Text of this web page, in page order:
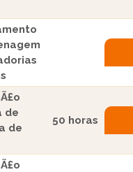
de
de
50 horas